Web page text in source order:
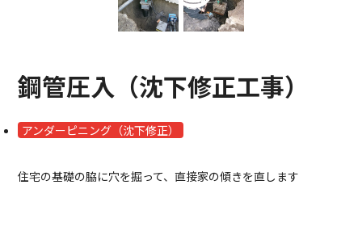
鋼管圧入（沈下修正工事）
アンダーピニング（沈下修正）
住宅の基礎の脇に穴を掘って、直接家の傾きを直します